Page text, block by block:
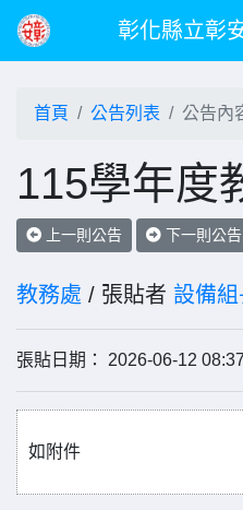
彰化縣立彰
首頁 公告列表 公告內
115學年度
上一則公告 下一則公告
教務處 / 張貼者 設備組
張貼日期： 2026-06-12
如附件